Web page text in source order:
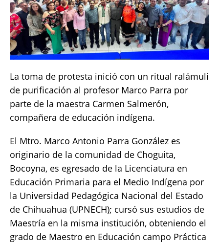
La toma de protesta inició con un ritual ralámuli
de purificación al profesor Marco Parra por
parte de la maestra Carmen Salmerón,
compañera de educación indígena.
El Mtro. Marco Antonio Parra González es
originario de la comunidad de Choguita,
Bocoyna, es egresado de la Licenciatura en
Educación Primaria para el Medio Indígena por
la Universidad Pedagógica Nacional del Estado
de Chihuahua (UPNECH); cursó sus estudios de
Maestría en la misma institución, obteniendo el
grado de Maestro en Educación campo Práctica